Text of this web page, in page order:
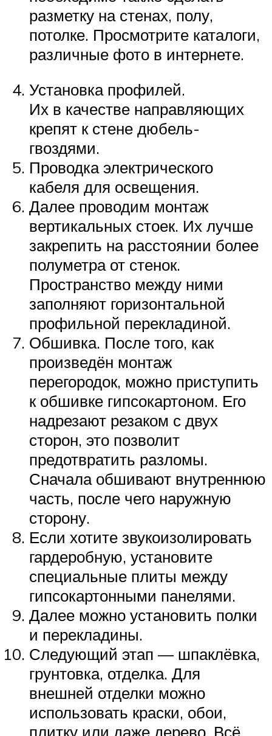
разметку на стенах, полу,
потолке. Просмотрите каталоги,
различные фото в интернете.
Установка профилей.
Их в качестве направляющих
крепят к стене дюбель-
гвоздями.
Проводка электрического
кабеля для освещения.
Далее проводим монтаж
вертикальных стоек. Их лучше
закрепить на расстоянии более
полуметра от стенок.
Пространство между ними
заполняют горизонтальной
профильной перекладиной.
Обшивка. После того, как
произведён монтаж
перегородок, можно приступить
к обшивке гипсокартоном. Его
надрезают резаком с двух
сторон, это позволит
предотвратить разломы.
Сначала обшивают внутреннюю
часть, после чего наружную
сторону.
Если хотите звукоизолировать
гардеробную, установите
специальные плиты между
гипсокартонными панелями.
Далее можно установить полки
и перекладины.
Следующий этап — шпаклёвка,
грунтовка, отделка. Для
внешней отделки можно
использовать краски, обои,
плитку или даже дерево. Всё